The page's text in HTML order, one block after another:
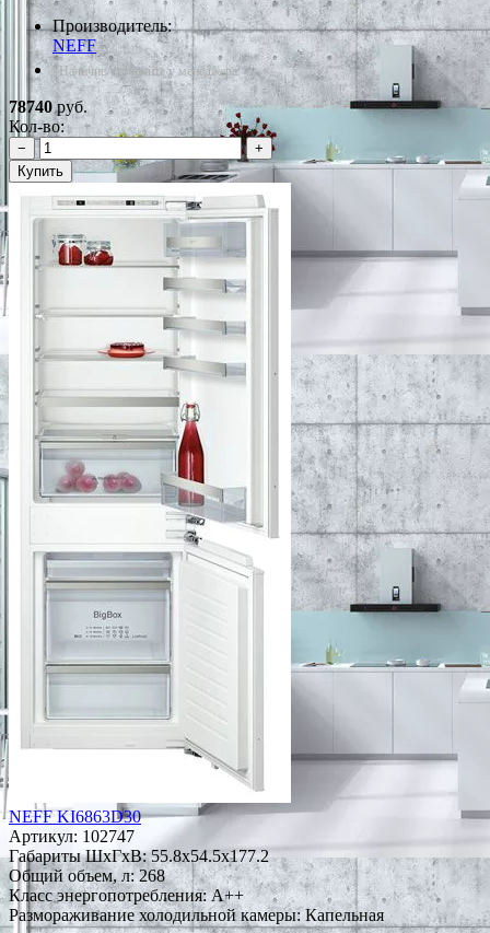
Производитель:
NEFF
*Наличие уточняйте у менеджера
78740руб.
Кол-во:
−
+
Купить
NEFF KI6863D30
Артикул: 102747
Габариты ШxГxВ: 55.8x54.5x177.2
Общий объем, л: 268
Класс энергопотребления: A++
Размораживание холодильной камеры: Капельная